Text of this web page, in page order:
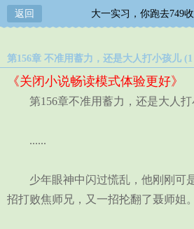
返回 大一实习，你跑去749
第156章 不准用蓄力，还是大人打小孩儿 (1
《关闭小说畅读模式体验更好》
第156章不准用蓄力，还是大人打
......
少年眼神中闪过慌乱，他刚刚可
招打败焦师兄，又一招抡翻了聂师姐。